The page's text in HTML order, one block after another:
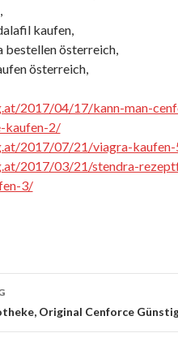
kaufen,
bestellen österreich,
österreich,
2017/04/17/kann-man-
kaufen-2/
2017/07/21/viagra-
2017/03/21/stendra-
3/
Original Cenforce